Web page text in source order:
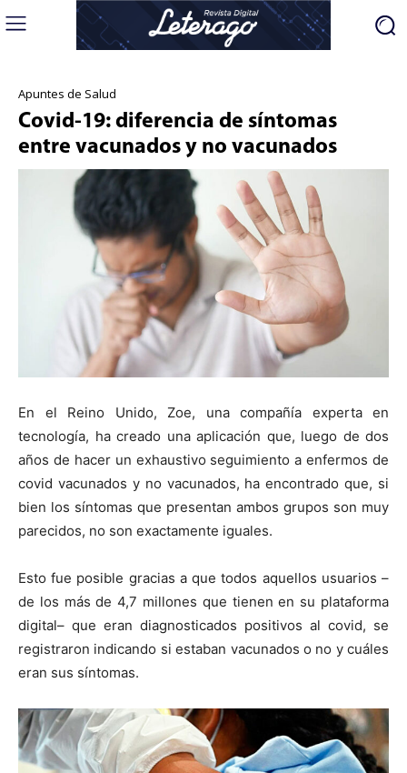
Apuntes de Salud
Covid-19: diferencia de síntomas
entre vacunados y no vacunados
En el Reino Unido, Zoe, una compañía experta en
tecnología, ha creado una aplicación que, luego de dos
años de hacer un exhaustivo seguimiento a enfermos de
covid vacunados y no vacunados, ha encontrado que, si
bien los síntomas que presentan ambos grupos son muy
parecidos, no son exactamente iguales.
Esto fue posible gracias a que todos aquellos usuarios –
de los más de 4,7 millones que tienen en su plataforma
digital– que eran diagnosticados positivos al covid, se
registraron indicando si estaban vacunados o no y cuáles
eran sus síntomas.